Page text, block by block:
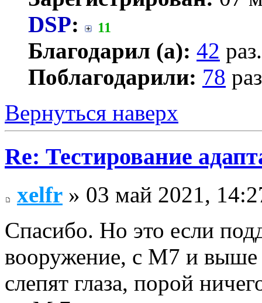
DSP: 11
Благодарил (а): 42 раз.
Поблагодарили: 78
Вернуться наверх
Re: Тестирование
xelfr » 03 май 2021,
Спасибо. Но это если
вооружение, с М7 и выше
слепят глаза, порой